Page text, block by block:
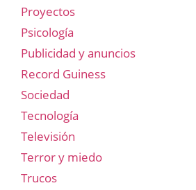
Proyectos
Psicología
Publicidad y anuncios
Record Guiness
Sociedad
Tecnología
Televisión
Terror y miedo
Trucos